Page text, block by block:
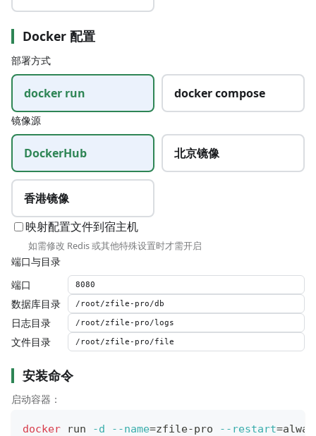
Docker 配置
部署方式
docker run docker compose
镜像源
DockerHub 北京镜像
香港镜像
映射配置文件到宿主机
如需修改 Redis 或其他特殊设置时才需开启
端口与目录
端口
数据库目录
日志目录
文件目录
安装命令
启动容器：
docker run -d --name=zfile-pro --restart=